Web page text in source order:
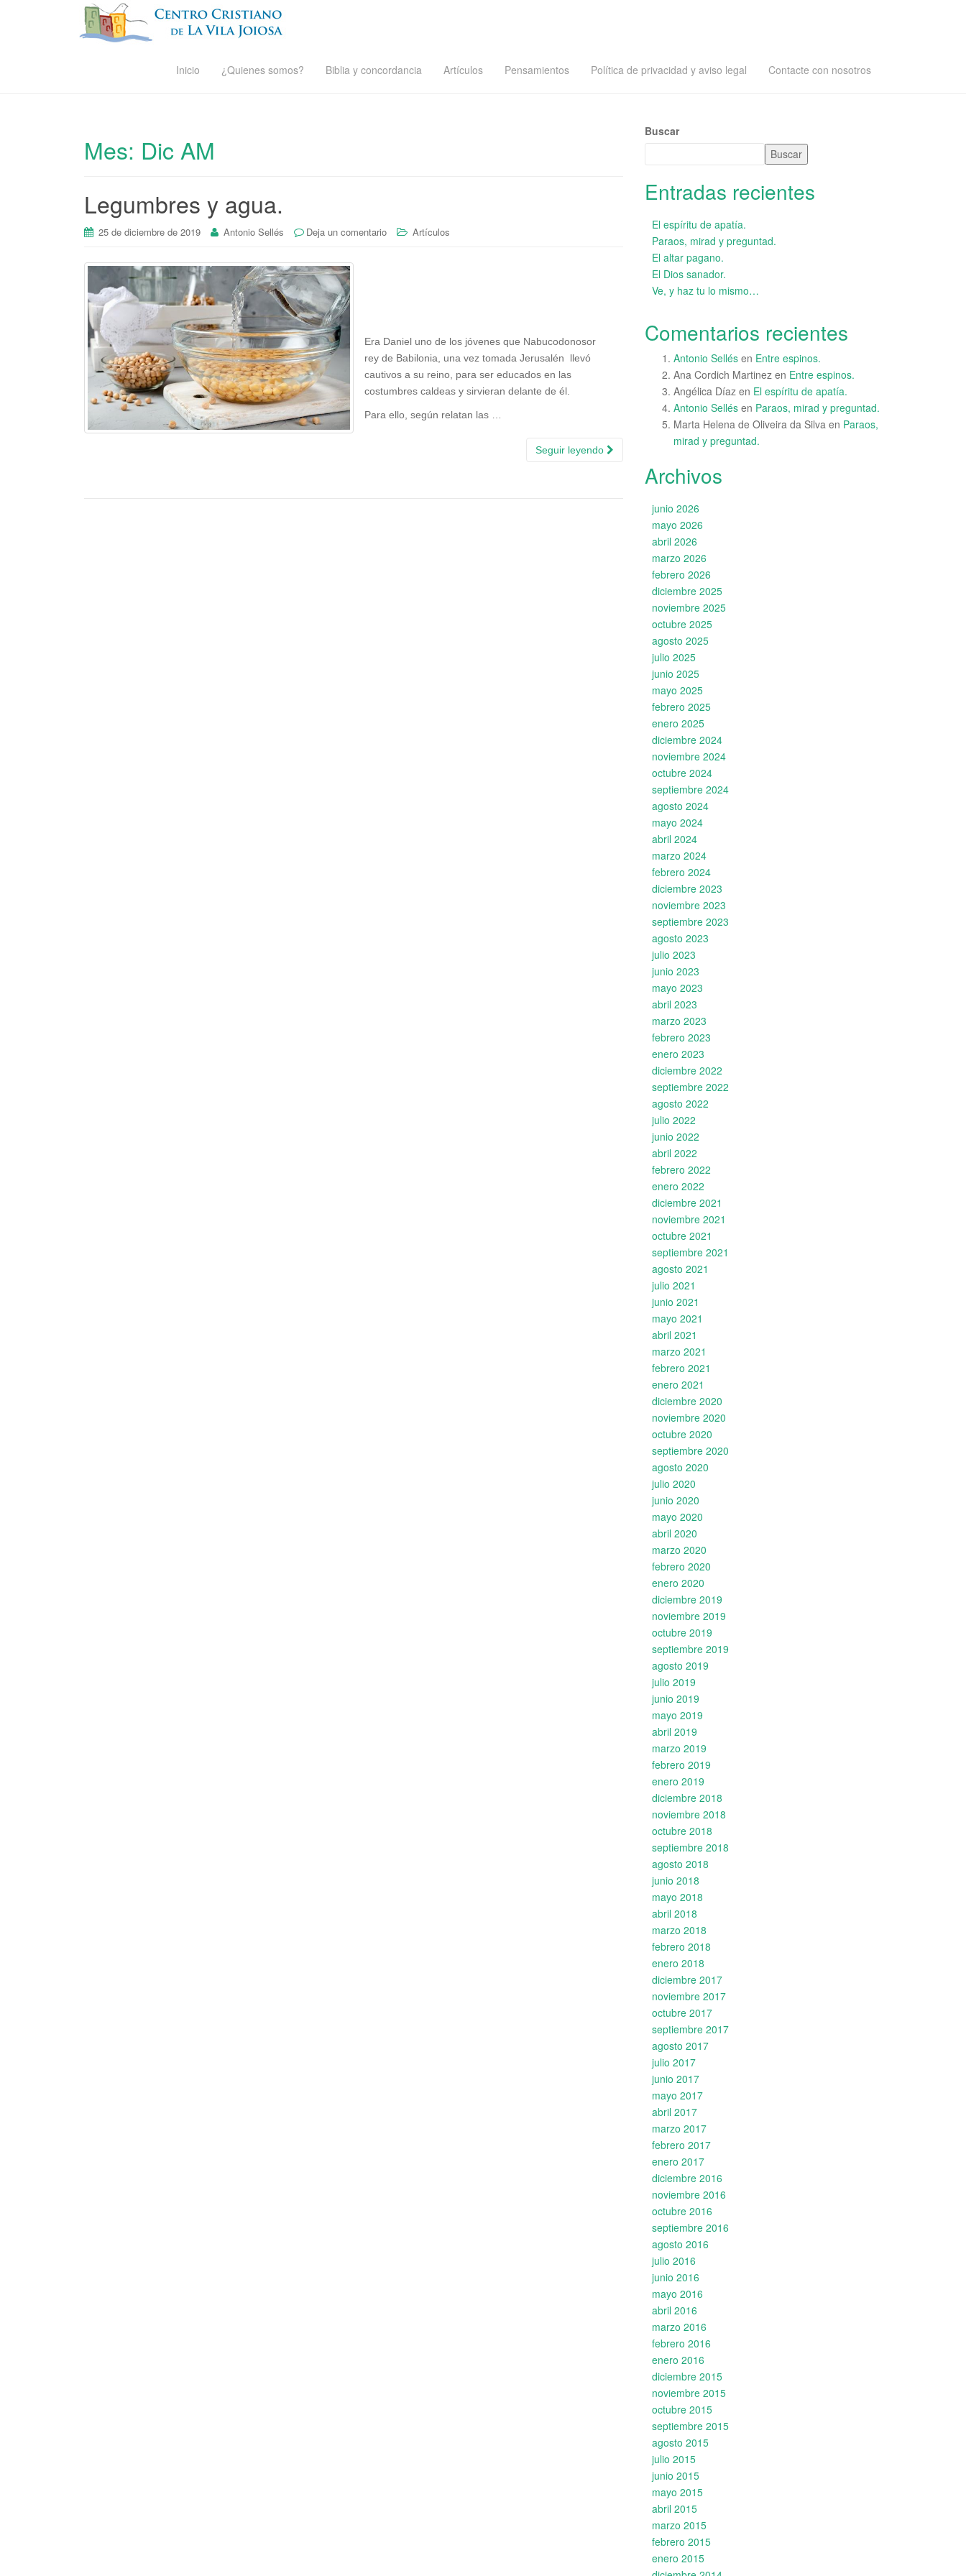
Inicio ¿Quienes somos? Biblia y concordancia Artículos Pensamientos Política de privacidad y aviso legal Contacte con nosotros
Mes: Dic AM
Legumbres y agua.
25 de diciembre de 2019 Antonio Sellés Deja un comentario Artículos
Era Daniel uno de los jóvenes que Nabucodonosor
rey de Babilonia, una vez tomada Jerusalén llevó
cautivos a su reino, para ser educados en las
costumbres caldeas y sirvieran delante de él.
Para ello, según relatan las …
Seguir leyendo
Buscar
Buscar
Entradas recientes
El espíritu de apatía.
Paraos, mirad y preguntad.
El altar pagano.
El Dios sanador.
Ve, y haz tu lo mismo…
Comentarios recientes
Antonio Sellés en Entre espinos.
Ana Cordich Martinez en Entre espinos.
Angélica Díaz en El espíritu de apatía.
Antonio Sellés en Paraos, mirad y preguntad.
Marta Helena de Oliveira da Silva en Paraos,
mirad y preguntad.
Archivos
junio 2026
mayo 2026
abril 2026
marzo 2026
febrero 2026
diciembre 2025
noviembre 2025
octubre 2025
agosto 2025
julio 2025
junio 2025
mayo 2025
febrero 2025
enero 2025
diciembre 2024
noviembre 2024
octubre 2024
septiembre 2024
agosto 2024
mayo 2024
abril 2024
marzo 2024
febrero 2024
diciembre 2023
noviembre 2023
septiembre 2023
agosto 2023
julio 2023
junio 2023
mayo 2023
abril 2023
marzo 2023
febrero 2023
enero 2023
diciembre 2022
septiembre 2022
agosto 2022
julio 2022
junio 2022
abril 2022
febrero 2022
enero 2022
diciembre 2021
noviembre 2021
octubre 2021
septiembre 2021
agosto 2021
julio 2021
junio 2021
mayo 2021
abril 2021
marzo 2021
febrero 2021
enero 2021
diciembre 2020
noviembre 2020
octubre 2020
septiembre 2020
agosto 2020
julio 2020
junio 2020
mayo 2020
abril 2020
marzo 2020
febrero 2020
enero 2020
diciembre 2019
noviembre 2019
octubre 2019
septiembre 2019
agosto 2019
julio 2019
junio 2019
mayo 2019
abril 2019
marzo 2019
febrero 2019
enero 2019
diciembre 2018
noviembre 2018
octubre 2018
septiembre 2018
agosto 2018
junio 2018
mayo 2018
abril 2018
marzo 2018
febrero 2018
enero 2018
diciembre 2017
noviembre 2017
octubre 2017
septiembre 2017
agosto 2017
julio 2017
junio 2017
mayo 2017
abril 2017
marzo 2017
febrero 2017
enero 2017
diciembre 2016
noviembre 2016
octubre 2016
septiembre 2016
agosto 2016
julio 2016
junio 2016
mayo 2016
abril 2016
marzo 2016
febrero 2016
enero 2016
diciembre 2015
noviembre 2015
octubre 2015
septiembre 2015
agosto 2015
julio 2015
junio 2015
mayo 2015
abril 2015
marzo 2015
febrero 2015
enero 2015